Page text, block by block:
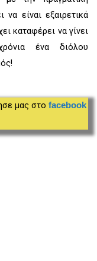
είναι εξαιρετικά
καταφέρει να γίνει
ένα διόλου
μας στο facebook